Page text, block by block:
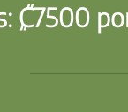
₡7500